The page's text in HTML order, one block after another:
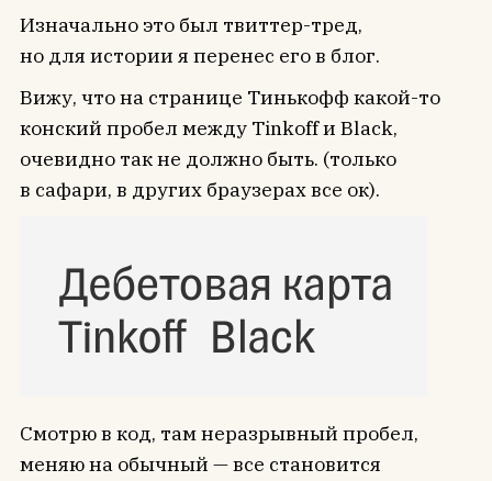
Изначально это был твиттер-тред,
но для истории я перенес его в блог.
Вижу, что на странице Тинькофф какой-то
конский пробел между Tinkoff и Black,
очевидно так не должно быть. (только
в сафари, в других браузерах все ок).
Смотрю в код, там неразрывный пробел,
меняю на обычный — все становится